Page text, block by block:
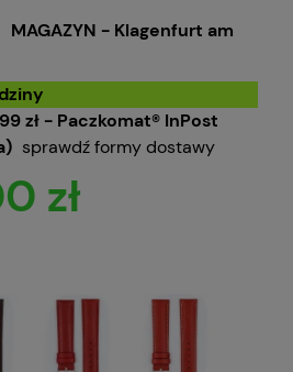
MAGAZYN - Klagenfurt am
zł - Paczkomat® InPost
sprawdź formy dostawy
zł